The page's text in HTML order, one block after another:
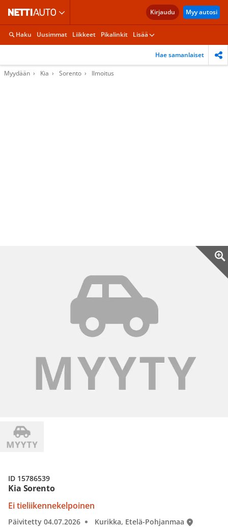
Kirjaudu Myy autosi
Haku Uusimmat Liikkeet Pikalinkit Lisää
Hae samanlaiset
Myydään Kia Sorento Ilmoitus
Kia Sorento
Ei tieliikennekelpoinen
Päivitetty 04.07.2026 Kurikka, Etelä-Pohjanmaa
ID 15786539